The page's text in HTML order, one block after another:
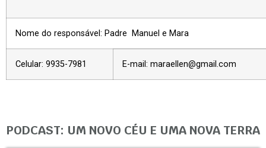
Nome do responsável: Padre Manuel e Mara
Celular: 9935-7981 E-mail: maraellen@gmail.com
PODCAST: UM NOVO CÉU E UMA NOVA TERRA